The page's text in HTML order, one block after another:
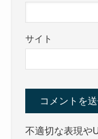
サイト
不適切な表現や